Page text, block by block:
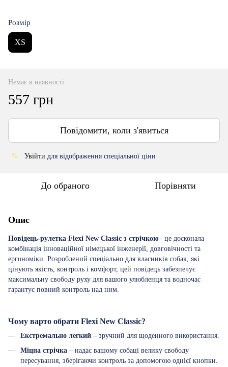
Розмір
XS
Немає в наявності
557 грн
Повідомити, коли з'явиться
% Увійти для відображення спеціальної ціни
До обраного Порівняти
Опис
Повідець-рулетка Flexi New Classic з стрічкою– це досконала
комбінація інноваційної німецької інженерії, довговічності та
ергономіки. Розроблений спеціально для власників собак, які
цінують якість, контроль і комфорт, цей повідець забезпечує
максимальну свободу руху для вашого улюбленця та водночас
гарантує повний контроль над ним.
Чому варто обрати Flexi New Classic?
Екстремально легкий – зручний для щоденного використання.
Міцна стрічка – надає вашому собаці велику свободу
пересування, зберігаючи контроль за допомогою однієї кнопки.